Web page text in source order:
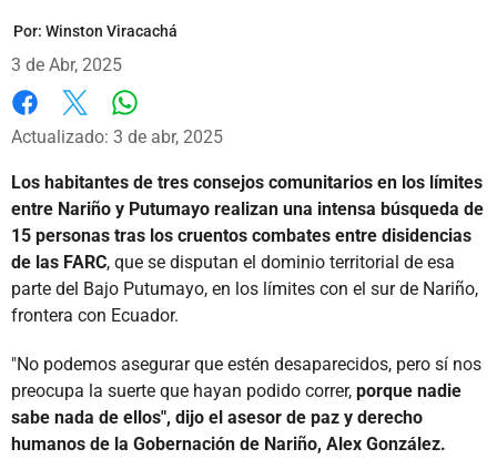
Por: Winston Viracachá
3 de Abr, 2025
Facebook
X
Actualizado: 3 de abr, 2025
Los habitantes de tres consejos comunitarios en los límites
entre Nariño y Putumayo realizan una intensa búsqueda de
15 personas tras los cruentos combates entre disidencias
de las FARC, que se disputan el dominio territorial de esa
parte del Bajo Putumayo, en los límites con el sur de Nariño,
frontera con Ecuador.
"No podemos asegurar que estén desaparecidos, pero sí nos
preocupa la suerte que hayan podido correr, porque nadie
sabe nada de ellos", dijo el asesor de paz y derecho
humanos de la Gobernación de Nariño, Alex González.